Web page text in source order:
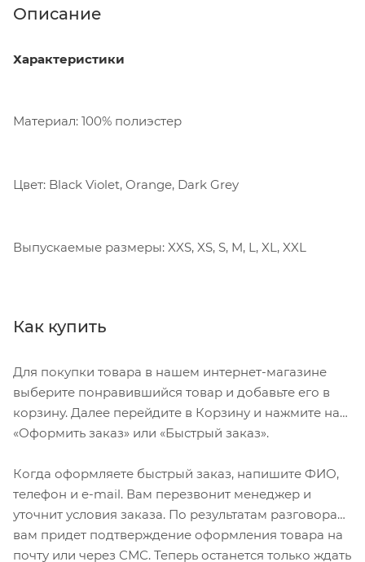
Описание
Характеристики
Материал: 100% полиэстер
Цвет: Black Violet, Orange, Dark Grey
Выпускаемые размеры: XXS, XS, S, M, L, XL, XXL
Как купить
Для покупки товара в нашем интернет-магазине
выберите понравившийся товар и добавьте его в
корзину. Далее перейдите в Корзину и нажмите на
«Оформить заказ» или «Быстрый заказ».
Когда оформляете быстрый заказ, напишите ФИО,
телефон и e-mail. Вам перезвонит менеджер и
уточнит условия заказа. По результатам разговора
вам придет подтверждение оформления товара на
почту или через СМС. Теперь останется только ждать